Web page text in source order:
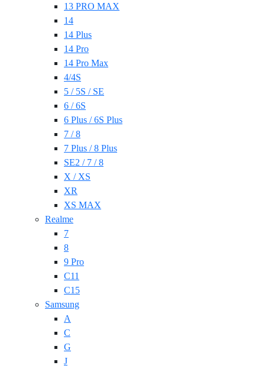
13 PRO MAX
14
14 Plus
14 Pro
14 Pro Max
4/4S
5 / 5S / SE
6 / 6S
6 Plus / 6S Plus
7 / 8
7 Plus / 8 Plus
SE2 / 7 / 8
X / XS
XR
XS MAX
Realme
7
8
9 Pro
C11
C15
Samsung
A
C
G
J